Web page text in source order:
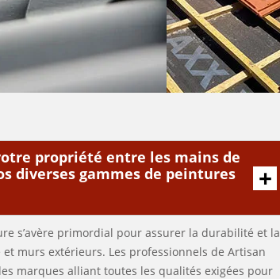
propriété entre les mains de
diverses gammes de peintures
s’avère primordial pour assurer la durabilité et la
murs extérieurs. Les professionnels de Artisan
marques alliant toutes les qualités exigées pour